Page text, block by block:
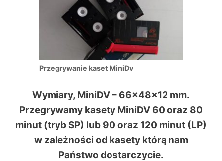
Przegrywanie kaset MiniDv
Wymiary, MiniDV – 66x48x12 mm.
Przegrywamy kasety MiniDV 60 oraz 80
minut (tryb SP) lub 90 oraz 120 minut (LP)
w zależności od kasety którą nam
Państwo dostarczycie.